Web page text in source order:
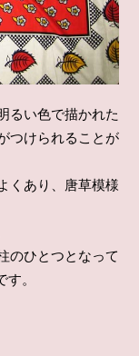
るい色で描かれた
つけられることが
くあり、唐草模様
のひとつとなって
。